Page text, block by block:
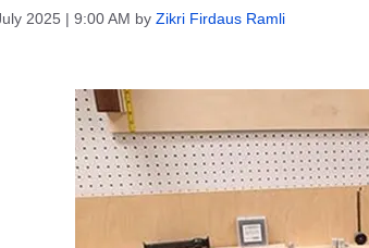
2025 | 9:00 AM by Zikri Firdaus Ramli